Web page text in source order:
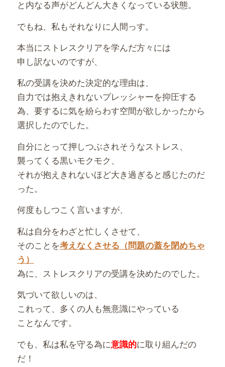
と内なる声がどんどん大きくなっている状態。
でもね、私もそれなりに人間っす。
本当にストレスクリアを学んだ方々には
申し訳ないのですが、
私の受講を決めた決定的な理由は、
自力では抱えきれないプレッシャーを抑圧する
為、要するに気を紛らわす空間が欲しかったから
選択したのでした。
自分にとって押しつぶされそうなストレス、
襲ってくる黒いモクモク、
それが抱えきれないほど大き過ぎると感じたのだ
った。
何度もしつこく言いますが、
私は自分をわざと忙しくさせて、
そのことを考えなくさせる （問題の蓋を閉めちゃ
う）
為に、ストレスクリアの受講を決めたのでした。
気づいて欲しいのは、
これって、多くの人も無意識にやっている
ことなんです。
でも、私は私を守る為に意識的に取り組んだの
だ！